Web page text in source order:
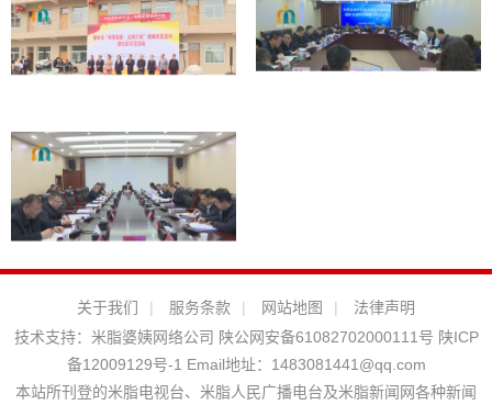
关于我们 | 服务条款 | 网站地图 |
法律声明
技术支持： 米脂婆姨网络公司 陕公网安备61082702000111号 陕ICP
备12009129号-1 Email地址： 1483081441@qq.com
本站所刊登的米脂电视台、米脂人民广播电台及米脂新闻网各种新闻